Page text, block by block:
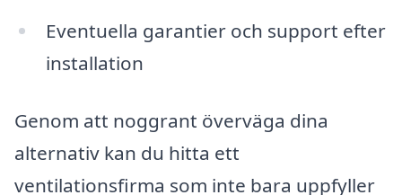
Eventuella garantier och support efter
installation
Genom att noggrant överväga dina
alternativ kan du hitta ett
ventilationsfirma som inte bara uppfyller